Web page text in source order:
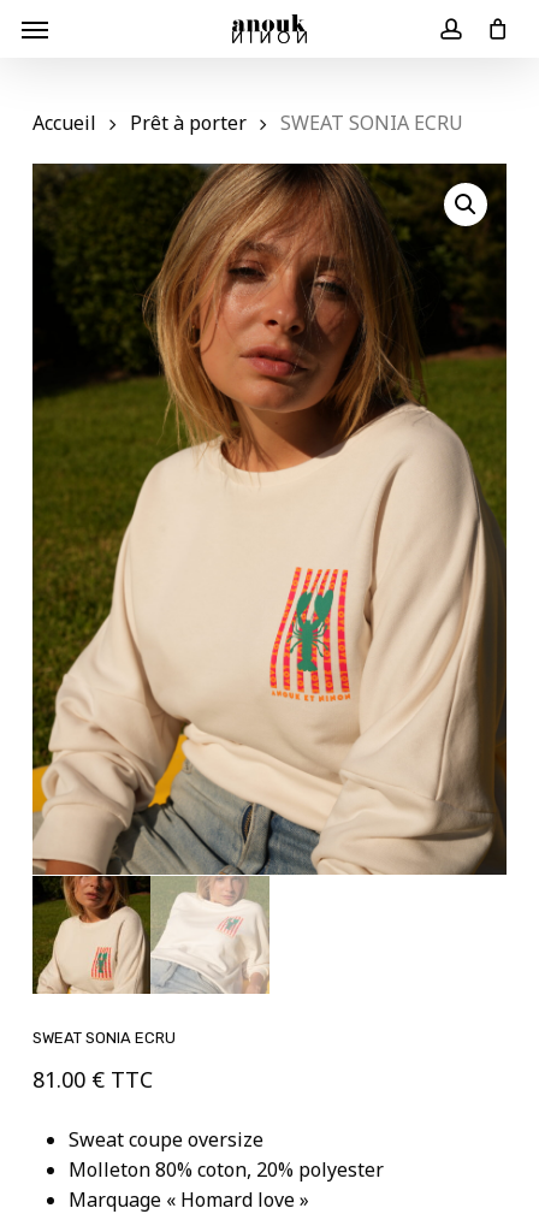
Menu
Votre panier est vide.
Accueil Prêt à porter SWEAT SONIA ECRU
SWEAT SONIA ECRU
81.00 € TTC
Sweat coupe oversize
Molleton 80% coton, 20% polyester
Marquage « Homard love »